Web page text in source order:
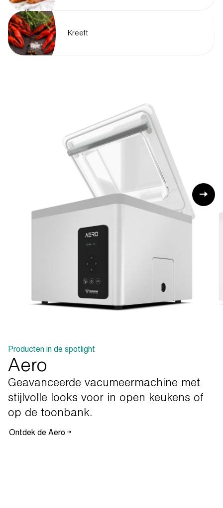
Kreeft
Producten in de spotlight
Aero
Geavanceerde vacumeermachine met
stijlvolle looks voor in open keukens of
op de toonbank.
Ontdek de Aero